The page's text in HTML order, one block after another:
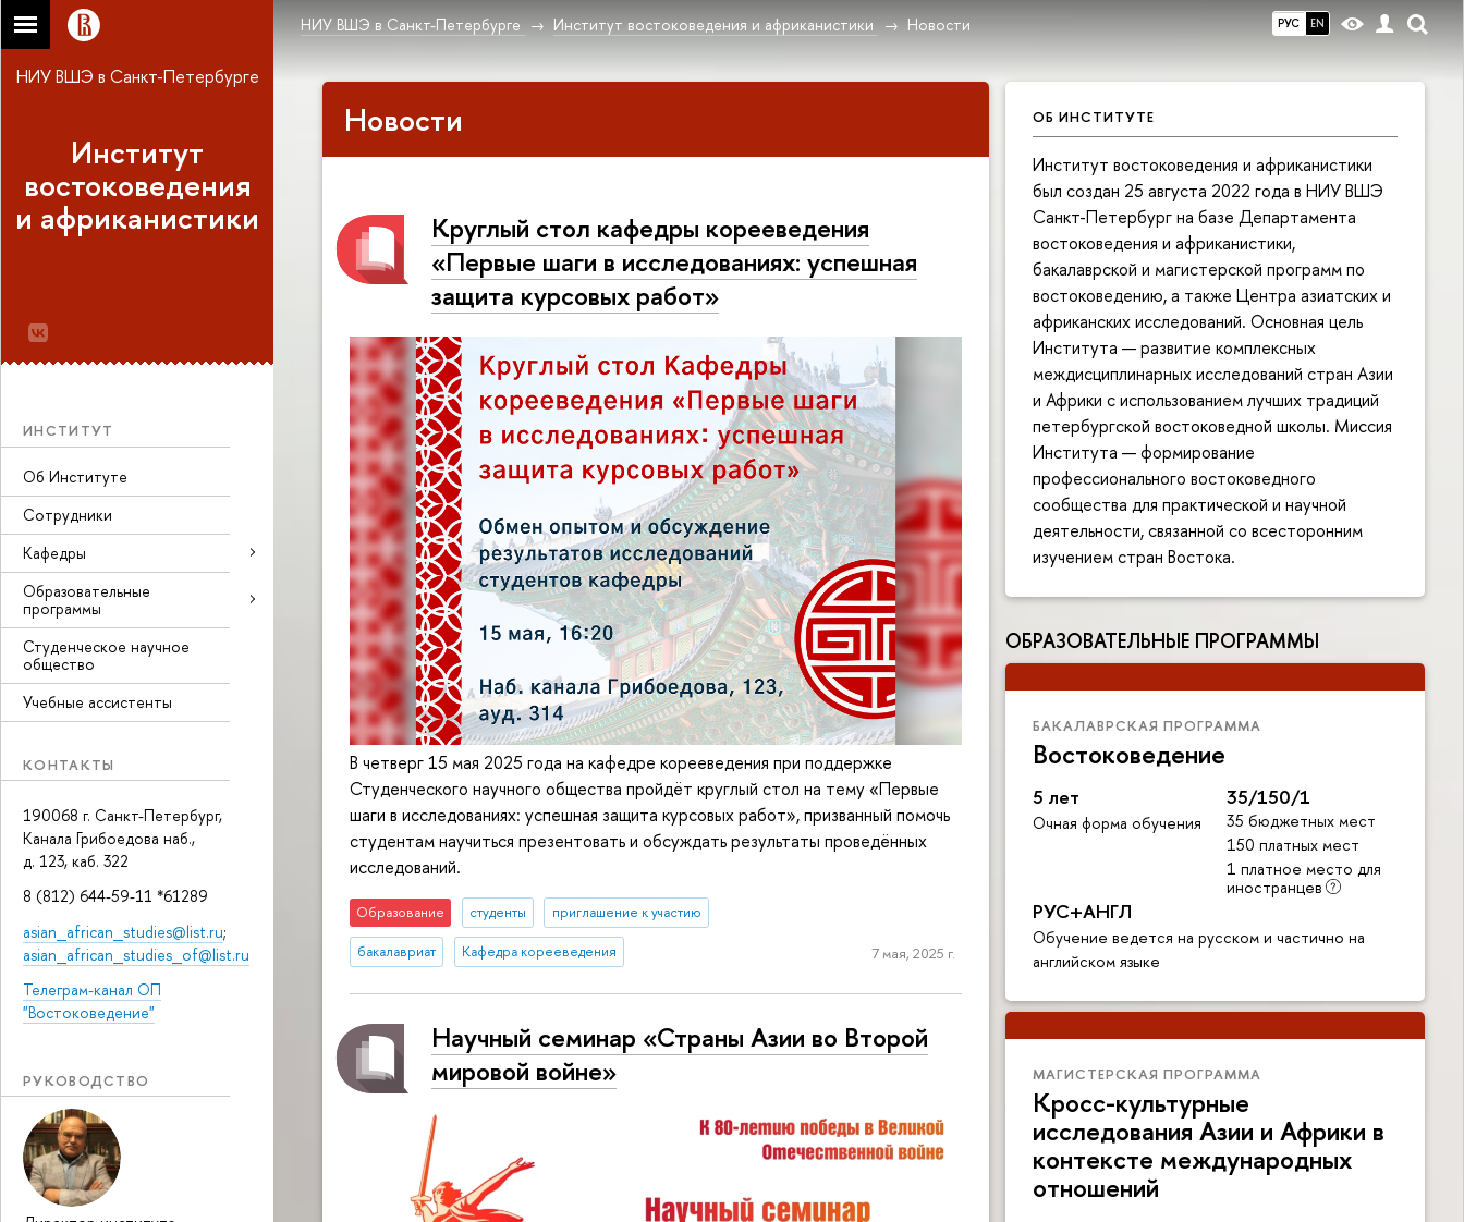
РУС EN
НИУ ВШЭ в Санкт-Петербурге Институт востоковедения и африканистики Новости
НИУ ВШЭ в Санкт-Петербурге
Институт
востоковедения
и африканистики
ИНСТИТУТ
Об Институте
Сотрудники
Кафедры
Образовательные
программы
Студенческое научное
общество
Учебные ассистенты
КОНТАКТЫ
190068 г. Санкт-Петербург,
Канала Грибоедова наб.,
д. 123, каб. 322
8 (812) 644-59-11 *61289
asian_african_studies@list.ru;
asian_african_studies_of@list.ru
Телеграм-канал ОП
"Востоковедение"
РУКОВОДСТВО
ОБ ИНСТИТУТЕ
Институт востоковедения и африканистики
был создан 25 августа 2022 года в НИУ ВШЭ
Санкт-Петербург на базе Департамента
востоковедения и африканистики,
бакалаврской и магистерской программ по
востоковедению, а также Центра азиатских и
африканских исследований. Основная цель
Института — развитие комплексных
междисциплинарных исследований стран Азии
и Африки с использованием лучших традиций
петербургской востоковедной школы. Миссия
Института — формирование
профессионального востоковедного
сообщества для практической и научной
деятельности, связанной со всесторонним
изучением стран Востока.
ОБРАЗОВАТЕЛЬНЫЕ ПРОГРАММЫ
БАКАЛАВРСКАЯ ПРОГРАММА
Востоковедение
5 лет
Очная форма обучения
35/150/1
35 бюджетных мест
150 платных мест
1 платное место для
иностранцев
РУС+АНГЛ
Обучение ведется на русском и частично на
английском языке
МАГИСТЕРСКАЯ ПРОГРАММА
Кросс-культурные
исследования Азии и Африки в
контексте международных
отношений
Новости
Круглый стол кафедры корееведения
«Первые шаги в исследованиях: успешная
защита курсовых работ»
В четверг 15 мая 2025 года на кафедре корееведения при поддержке
Студенческого научного общества пройдёт круглый стол на тему «Первые
шаги в исследованиях: успешная защита курсовых работ», призванный помочь
студентам научиться презентовать и обсуждать результаты проведённых
исследований.
Образование студенты приглашение к участию
бакалавриат Кафедра корееведения 7 мая, 2025 г.
Научный семинар «Страны Азии во Второй
мировой войне»